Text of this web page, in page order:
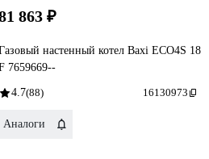
863 ₽
настенный котел Baxi ECO4S 18
7659669--
4.7(88) 16130973
Аналоги